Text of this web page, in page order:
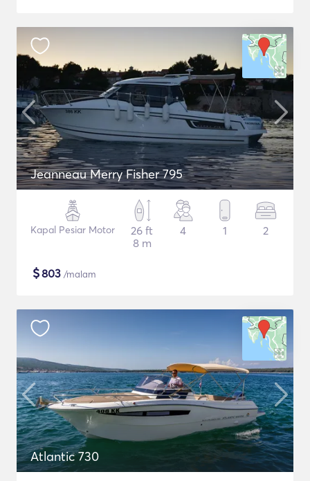
Jeanneau Merry Fisher 795
Kapal Pesiar Motor
26 ft
8 m
4 1 2
$803 /malam
Atlantic 730